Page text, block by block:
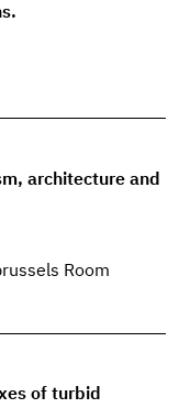
architecture and
Room
of turbid